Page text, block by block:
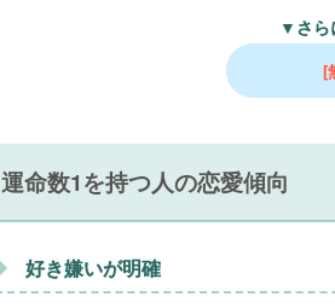
▼さら
[
運命数1を持つ人の恋愛傾向
好き嫌いが明確